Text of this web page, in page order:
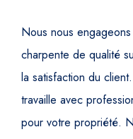
Nous nous
charpente de qualité
la satisfaction du
travaille avec
pour votre propriété.